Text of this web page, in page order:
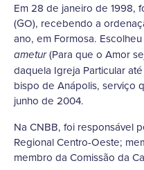
Em 28 de janeiro de 1998,
(GO), recebendo a
ano, em Formosa.
ametur(Para que o Amor
daquela Igreja Particular
bispo de Anápolis, serviço
junho de 2004.
Na CNBB, foi responsável
Regional Centro-Oeste;
membro da Comissão da